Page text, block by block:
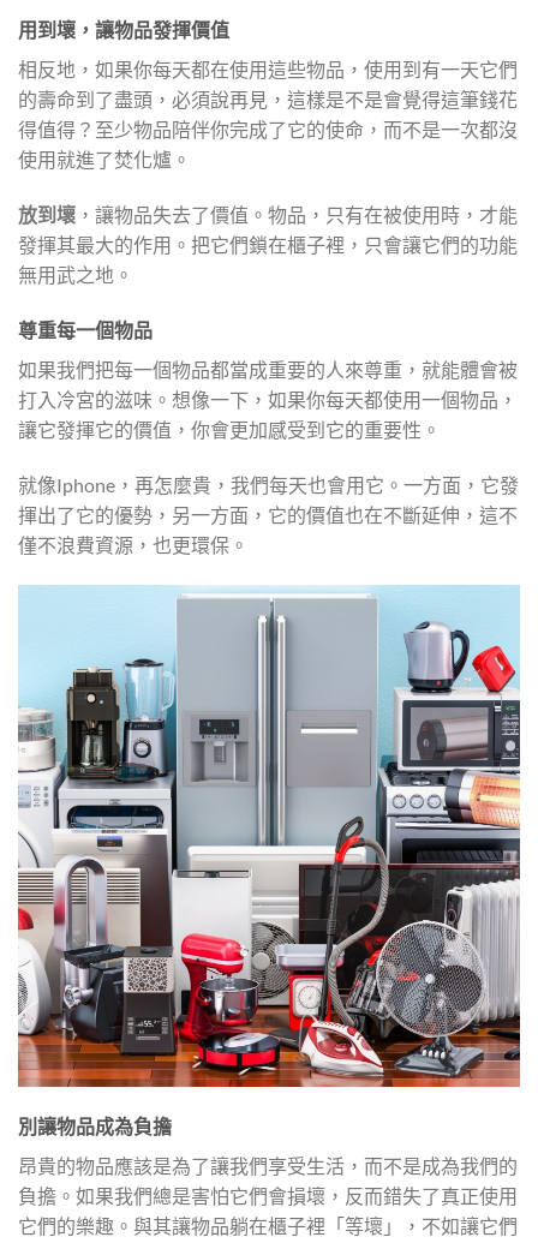
用到壞，讓物品發揮價值
相反地，如果你每天都在使用這些物品，使用到有一天它們
的壽命到了盡頭，必須說再見，這樣是不是會覺得這筆錢花
得值得？至少物品陪伴你完成了它的使命，而不是一次都沒
使用就進了焚化爐。
放到壞 ，讓物品失去了價值。物品，只有在被使用時，才能
發揮其最大的作用。把它們鎖在櫃子裡，只會讓它們的功能
無用武之地。
尊重每一個物品
如果我們把每一個物品都當成重要的人來尊重，就能體會被
打入冷宮的滋味。想像一下，如果你每天都使用一個物品，
讓它發揮它的價值，你會更加感受到它的重要性。
就像Iphone，再怎麼貴，我們每天也會用它。一方面，它發
揮出了它的優勢，另一方面，它的價值也在不斷延伸，這不
僅不浪費資源，也更環保。
別讓物品成為負擔
昂貴的物品應該是為了讓我們享受生活，而不是成為我們的
負擔。如果我們總是害怕它們會損壞，反而錯失了真正使用
它們的樂趣。與其讓物品躺在櫃子裡「等壞」，不如讓它們